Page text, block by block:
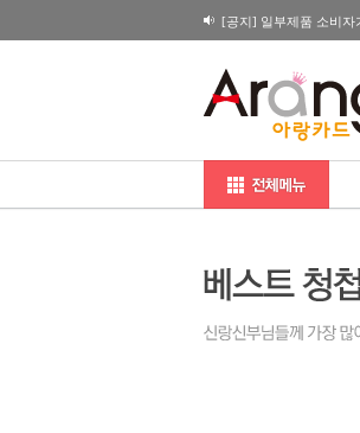
[공지] 일부제품 소비자
180X120 봉투 뚜껑면